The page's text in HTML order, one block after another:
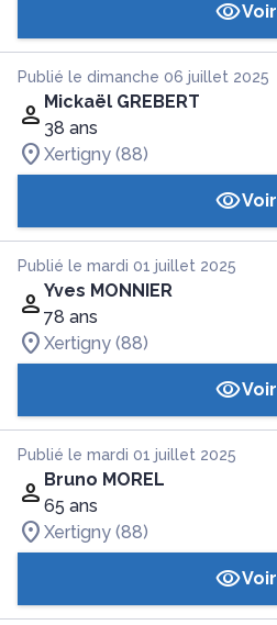
Voir
Publié le dimanche 06 juillet 2025
Mickaël GREBERT
38 ans
Xertigny (88)
Voir
Publié le mardi 01 juillet 2025
Yves MONNIER
78 ans
Xertigny (88)
Voir
Publié le mardi 01 juillet 2025
Bruno MOREL
65 ans
Xertigny (88)
Voir